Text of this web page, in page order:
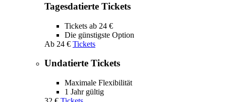
Tagesdatierte Tickets
Tickets ab 24 €
Die günstigste Option
Ab 24 € Tickets
Undatierte Tickets
Maximale Flexibilität
1 Jahr gültig